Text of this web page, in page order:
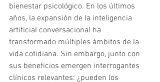
bienestar psicológico. En los últimos
años, la expansión de la inteligencia
artificial conversacional ha
transformado múltiples ámbitos de la
vida cotidiana. Sin embargo, junto con
sus beneficios emergen interrogantes
clínicos relevantes: ¿pueden los